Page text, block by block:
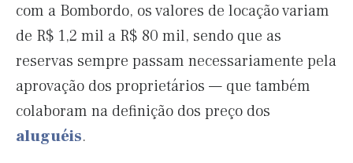
com a Bombordo, os valores de locação variam
de R$ 1,2 mil a R$ 80 mil, sendo que as
reservas sempre passam necessariamente pela
aprovação dos proprietários — que também
colaboram na definição dos preço dos
aluguéis.